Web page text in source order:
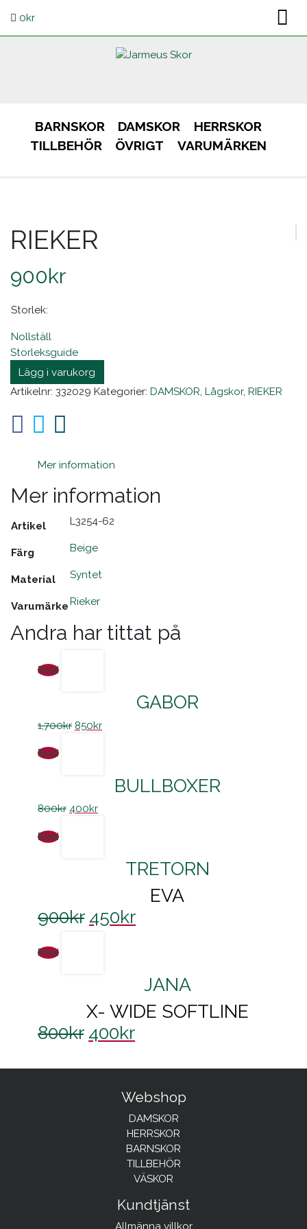
0kr
BARNSKOR DAMSKOR
HERRSKOR
TILLBEHÖR
ÖVRIGT VARUMÄRKEN
RIEKER
900kr
Storlek
Nollställ
Storleksguide
Lägg i varukorg
Artikelnr: 332029 Kategorier: DAMSKOR, Lågskor, RIEKER
Mer information
Mer information
Artikel l3254-62
Färg beige
Material syntet
Varumärke rieker
Andra har tittat på
Rea!
GABOR
1,700kr 850kr
Rea!
BULLBOXER
800kr 400kr
Rea!
TRETORN
EVA
900kr 450kr
Rea!
JANA
X- WIDE SOFTLINE
800kr 400kr
Webshop
DAMSKOR
HERRSKOR
BARNSKOR
TILLBEHÖR
VÄSKOR
Kundtjänst
Allmänna villkor